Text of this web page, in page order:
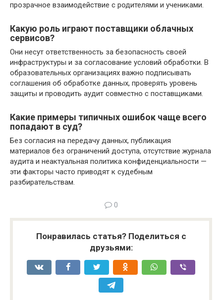
прозрачное взаимодействие с родителями и учениками.
Какую роль играют поставщики облачных
сервисов?
Они несут ответственность за безопасность своей
инфраструктуры и за согласование условий обработки. В
образовательных организациях важно подписывать
соглашения об обработке данных, проверять уровень
защиты и проводить аудит совместно с поставщиками.
Какие примеры типичных ошибок чаще всего
попадают в суд?
Без согласия на передачу данных, публикация
материалов без ограничений доступа, отсутствие журнала
аудита и неактуальная политика конфиденциальности —
эти факторы часто приводят к судебным
разбирательствам.
0
Понравилась статья? Поделиться с
друзьями: